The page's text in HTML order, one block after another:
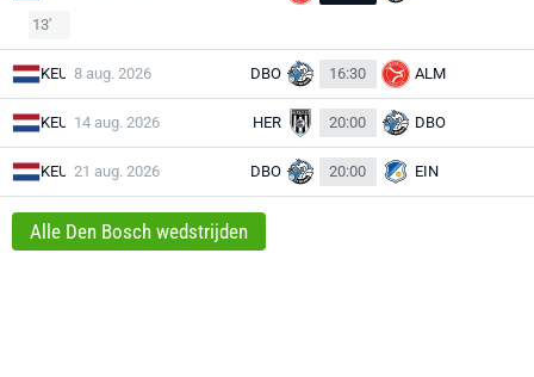
13'
KEU 8 aug. 2026 DBO 16:30 ALM
KEU 14 aug. 2026 HER 20:00 DBO
KEU 21 aug. 2026 DBO 20:00 EIN
Alle Den Bosch wedstrijden